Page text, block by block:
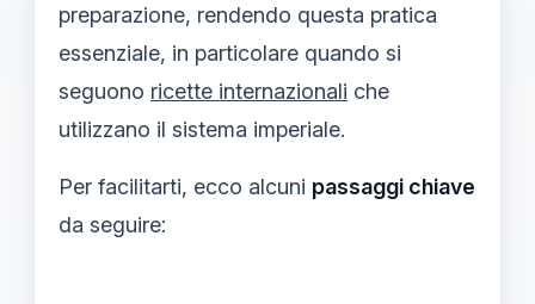
preparazione, rendendo questa pratica
essenziale, in particolare quando si
seguono ricette internazionali che
utilizzano il sistema imperiale.
Per facilitarti, ecco alcuni passaggi chiave
da seguire: